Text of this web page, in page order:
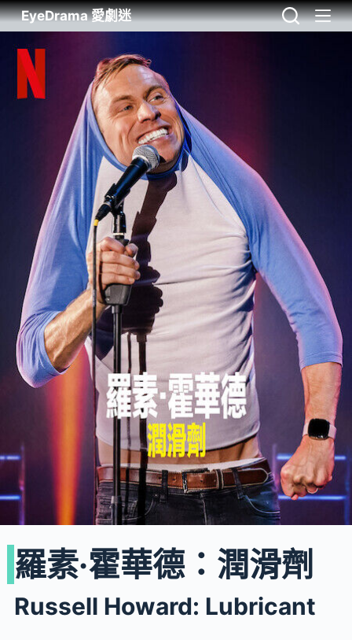
EyeDrama 愛劇迷
羅素·霍華德：潤滑劑
Russell Howard: Lubricant